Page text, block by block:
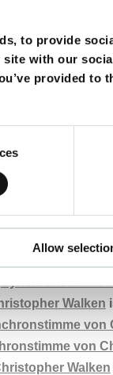
to provide
with our
provided to
Allow
von
Christopher
Christopher
–
von
Walken
von
Walken
von
von
Walken